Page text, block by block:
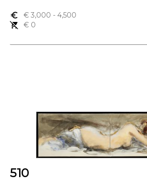
euro_symbol € 3,000 - 4,500
remove_shopping_cart
€ 0
510